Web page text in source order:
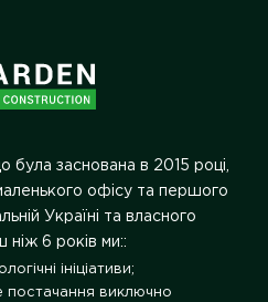
була заснована в 2015 році,
офісу та першого
Україні та власного
ніж 6 років ми::
ініціативи;
постачання виключно